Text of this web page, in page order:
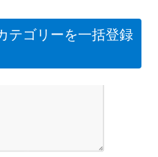
テゴリーを一括登録